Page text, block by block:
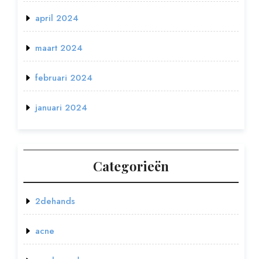
april 2024
maart 2024
februari 2024
januari 2024
Categorieën
2dehands
acne